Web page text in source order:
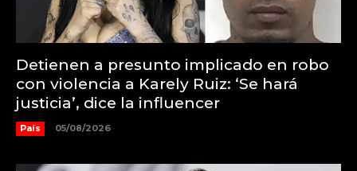
Detienen a presunto implicado en robo
con violencia a Karely Ruiz: ‘Se hará
justicia’, dice la influencer
País 05/08/2026